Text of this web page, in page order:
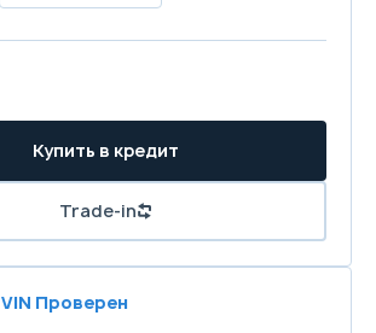
Купить в кредит
Trade-in
VIN Проверен